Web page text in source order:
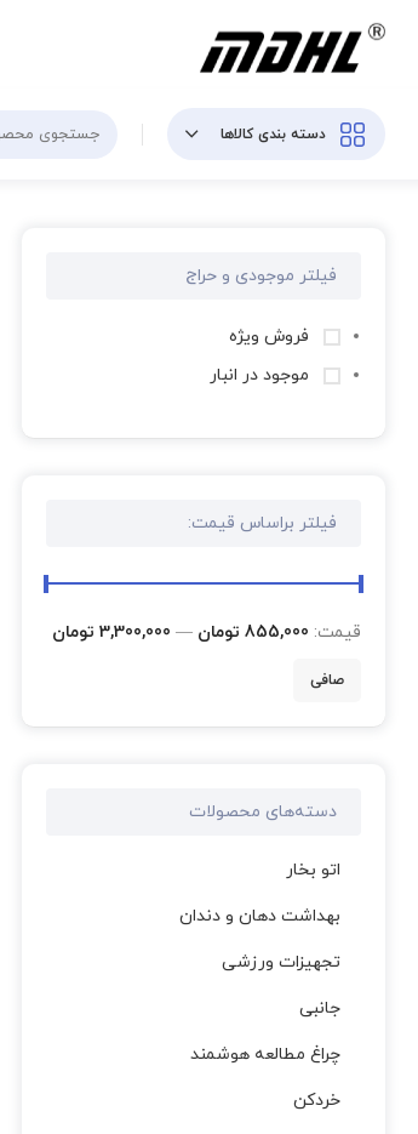
دسته بندی کالاها
فیلتر موجودی و حراج
فروش ویژه
موجود در انبار
فیلتر براساس قیمت:
صافی
قيمت: 855,000 تومان — 3,300,000 تومان
دسته‌های محصولات
اتو بخار
بهداشت دهان و دندان
تجهیزات ورزشی
جانبی
چراغ مطالعه هوشمند
خردکن